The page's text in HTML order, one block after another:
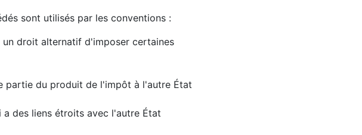
sont utilisés par les conventions :
droit alternatif d'imposer certaines
partie du produit de l'impôt à l'autre État
des liens étroits avec l'autre État